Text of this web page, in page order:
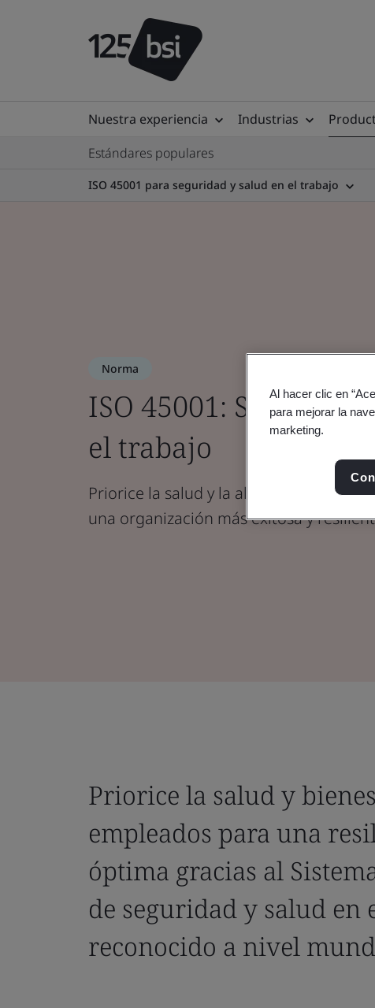
Nuestra experiencia Industrias
Estándares populares
ISO 45001 para seguridad y salud en el trabajo
Norma
ISO 45001:
el trabajo
Priorice la salud y la alegría de su
una organización más exitosa y
Priorice la salud y
empleados para una
óptima gracias al
de seguridad y salud en
reconocido a nivel
Al hacer clic en
para mejorar la
marketing.